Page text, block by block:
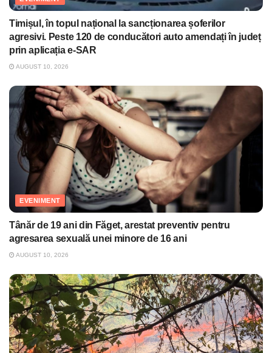
Timișul, în topul național la sancționarea șoferilor
agresivi. Peste 120 de conducători auto amendați în județ
prin aplicația e-SAR
AUGUST 10, 2026
EVENIMENT
Tânăr de 19 ani din Făget, arestat preventiv pentru
agresarea sexuală unei minore de 16 ani
AUGUST 10, 2026